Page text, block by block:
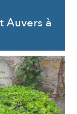
Auvers à